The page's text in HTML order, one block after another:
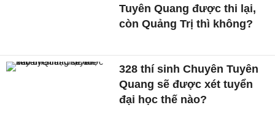
Tuyên Quang được thi lại,
còn Quảng Trị thì không?
328 thí sinh Chuyên Tuyên
Quang sẽ được xét tuyển
đại học thế nào?